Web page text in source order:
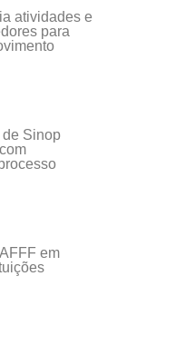
atividades e
para
de Sinop
em